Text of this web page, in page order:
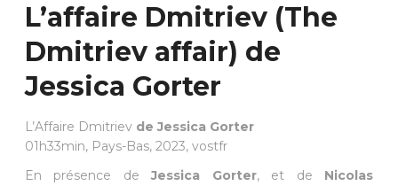
L’affaire Dmitriev (The
Dmitriev affair) de
Jessica Gorter
L’Affaire Dmitriev de Jessica Gorter
01h33min, Pays-Bas, 2023, vostfr
En présence deJessica Gorter, et de Nicolas